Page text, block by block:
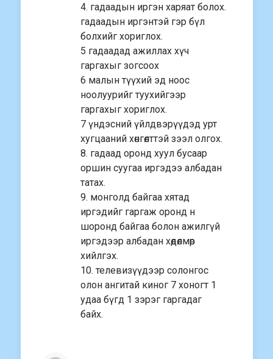
4. гадаадын иргэн харяат болох.
гадаадын иргэнтэй гэр бүл
болхийг хориглох.
5 гадаадад ажиллах хүч
гаргахыг зогсоох
6 малын түүхий эд ноос
ноолуурийг туухийгээр
гаргахыг хориглох.
7 үндэсний үйлдвэрүүдэд урт
хугцааний хөнгөлттэй зээл олгох.
8. гадаад оронд хуул бусаар
оршин суугаа иргэдээ албадан
татах.
9. монголд байгаа хятад
иргэдийг гаргаж оронд н
шоронд байгаа болон ажилгүй
иргэдээр албадан хөдөлмөр
хийлгэх.
10. телевизүүдээр солонгос
олон ангитай киног 7 хоногт 1
удаа бүгд 1 зэрэг гаргадаг
байх.